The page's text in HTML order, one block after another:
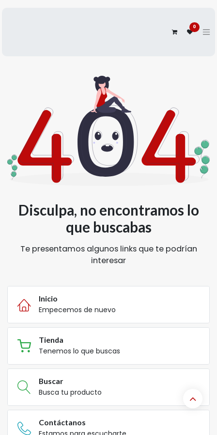
0
Disculpa, no encontramos lo
que buscabas
Te presentamos algunos links que te podrían
interesar
Inicio
Empecemos de nuevo
Tienda
Tenemos lo que buscas
Buscar
Busca tu producto
Contáctanos